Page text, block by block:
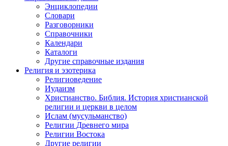
Энциклопедии
Словари
Разговорники
Справочники
Календари
Каталоги
Другие справочные издания
Религия и эзотерика
Религиоведение
Иудаизм
Христианство. Библия. История христианской
религии и церкви в целом
Ислам (мусульманство)
Религии Древнего мира
Религии Востока
Другие религии